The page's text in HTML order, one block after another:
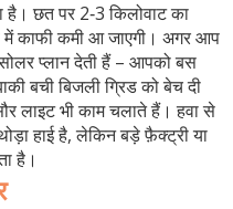
छत पर 2‑3 किलोवाट का
में काफी कमी आ जाएगी। अगर आप
प्लान देती हैं – आपको बस
बची बिजली ग्रिड को बेच दी
लाइट भी काम चलाते हैं। हवा से
हाई है, लेकिन बड़े फ़ैक्ट्री या
है।